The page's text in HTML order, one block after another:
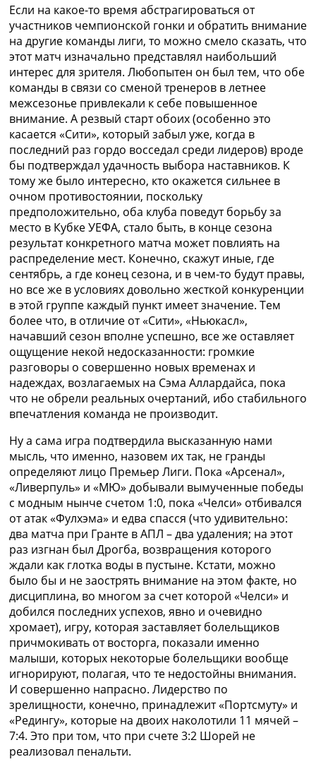
Рейтинг стран УЕФА
Рейтинг клубов УЕФА
Рейтинг ФИФА
ТВ программа
RU
UA
Categories
Главная
Новости футбола
Видео
Трансферы
Новости футбола Украины
Последние комментарии
Конкурс прогнозов
Логин
Рейтинги
Правила
Коллективный прогноз
Турниры
Чемпионат Мира
Украина. Премьер-Лига
Украина. Первая Лига
Лига Чемпионов
Англия. Премьер Лига
Испания. Ла Лига
Другие Турниры >>>
Таблицы
Таблицы групп Чемпионата Мира
Украина. Премьер-Лига
Украина. Первая Лига
Лига Чемпионов. Таблицы групп
Англия. Премьер-Лига
Испания. Ла Лига
Все таблицы >>>
Рейтинги
Рейтинг стран УЕФА
Рейтинг клубов УЕФА
Рейтинг ФИФА
ТВ программа
Если на какое-то время абстрагироваться от
участников чемпионской гонки и обратить внимание
на другие команды лиги, то можно смело сказать, что
этот матч изначально представлял наибольший
интерес для зрителя. Любопытен он был тем, что обе
команды в связи со сменой тренеров в летнее
межсезонье привлекали к себе повышенное
внимание. А резвый старт обоих (особенно это
касается «Сити», который забыл уже, когда в
последний раз гордо восседал среди лидеров) вроде
бы подтверждал удачность выбора наставников. К
тому же было интересно, кто окажется сильнее в
очном противостоянии, поскольку
предположительно, оба клуба поведут борьбу за
место в Кубке УЕФА, стало быть, в конце сезона
результат конкретного матча может повлиять на
распределение мест. Конечно, скажут иные, где
сентябрь, а где конец сезона, и в чем-то будут правы,
но все же в условиях довольно жесткой конкуренции
в этой группе каждый пункт имеет значение. Тем
более что, в отличие от «Сити», «Ньюкасл»,
начавший сезон вполне успешно, все же оставляет
ощущение некой недосказанности: громкие
разговоры о совершенно новых временах и
надеждах, возлагаемых на Сэма Аллардайса, пока
что не обрели реальных очертаний, ибо стабильного
впечатления команда не производит.
Ну а сама игра подтвердила высказанную нами
мысль, что именно, назовем их так, не гранды
определяют лицо Премьер Лиги. Пока «Арсенал»,
«Ливерпуль» и «МЮ» добывали вымученные победы
с модным нынче счетом 1:0, пока «Челси» отбивался
от атак «Фулхэма» и едва спасся (что удивительно:
два матча при Гранте в АПЛ – два удаления; на этот
раз изгнан был Дрогба, возвращения которого
ждали как глотка воды в пустыне. Кстати, можно
было бы и не заострять внимание на этом факте, но
дисциплина, во многом за счет которой «Челси» и
добился последних успехов, явно и очевидно
хромает), игру, которая заставляет болельщиков
причмокивать от восторга, показали именно
малыши, которых некоторые болельщики вообще
игнорируют, полагая, что те недостойны внимания.
И совершенно напрасно. Лидерство по
зрелищности, конечно, принадлежит «Портсмуту» и
«Редингу», которые на двоих наколотили 11 мячей –
7:4. Это при том, что при счете 3:2 Шорей не
реализовал пенальти.